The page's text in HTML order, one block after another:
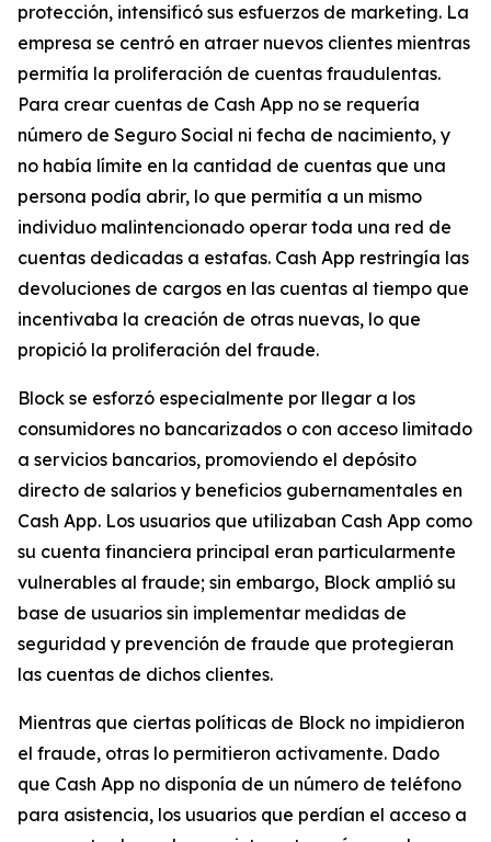
protección, intensificó sus esfuerzos de marketing. La
empresa se centró en atraer nuevos clientes mientras
permitía la proliferación de cuentas fraudulentas.
Para crear cuentas de Cash App no ​​se requería
número de Seguro Social ni fecha de nacimiento, y
no había límite en la cantidad de cuentas que una
persona podía abrir, lo que permitía a un mismo
individuo malintencionado operar toda una red de
cuentas dedicadas a estafas. Cash App restringía las
devoluciones de cargos en las cuentas al tiempo que
incentivaba la creación de otras nuevas, lo que
propició la proliferación del fraude.
Block se esforzó especialmente por llegar a los
consumidores no bancarizados o con acceso limitado
a servicios bancarios, promoviendo el depósito
directo de salarios y beneficios gubernamentales en
Cash App. Los usuarios que utilizaban Cash App como
su cuenta financiera principal eran particularmente
vulnerables al fraude; sin embargo, Block amplió su
base de usuarios sin implementar medidas de
seguridad y prevención de fraude que protegieran
las cuentas de dichos clientes.
Mientras que ciertas políticas de Block no impidieron
el fraude, otras lo permitieron activamente. Dado
que Cash App no ​​disponía de un número de teléfono
para asistencia, los usuarios que perdían el acceso a